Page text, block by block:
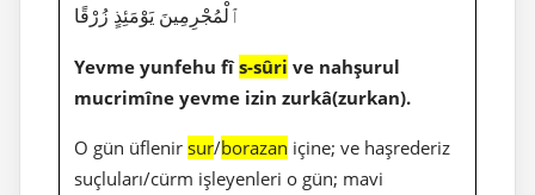
ٱلْمُجْرِمِينَ يَوْمَئِذٍ زُرْقًا
Yevme yunfehu fîs-sûri ve nahşurul
mucrimîne yevme izin zurkâ(zurkan).
O gün üflenir sur/borazan içine; ve haşrederiz
suçluları/cürm işleyenleri o gün; mavi